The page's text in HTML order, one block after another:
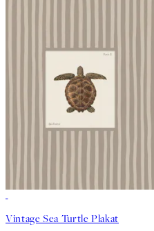
Vintage Sea Turtle Plakat